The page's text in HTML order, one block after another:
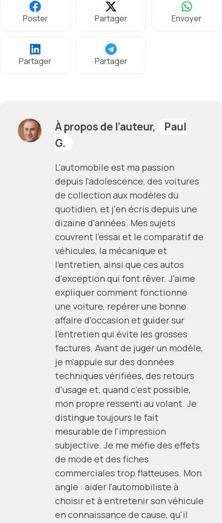
Poster Partager Envoyer
Partager Partager
À propos de l’auteur,
Paul
G.
L'automobile est ma passion
depuis l'adolescence, des voitures
de collection aux modèles du
quotidien, et j'en écris depuis une
dizaine d'années. Mes sujets
couvrent l'essai et le comparatif de
véhicules, la mécanique et
l'entretien, ainsi que ces autos
d'exception qui font rêver. J'aime
expliquer comment fonctionne
une voiture, repérer une bonne
affaire d'occasion et guider sur
l'entretien qui évite les grosses
factures. Avant de juger un modèle,
je m'appuie sur des données
techniques vérifiées, des retours
d'usage et, quand c'est possible,
mon propre ressenti au volant. Je
distingue toujours le fait
mesurable de l'impression
subjective. Je me méfie des effets
de mode et des fiches
commerciales trop flatteuses. Mon
angle : aider l'automobiliste à
choisir et à entretenir son véhicule
en connaissance de cause, qu'il